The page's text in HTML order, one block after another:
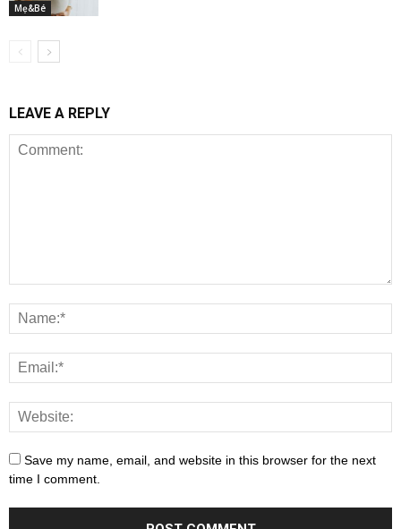
Mẹ&Bé
LEAVE A REPLY
Save my name, email, and website in this browser for the next
time I comment.